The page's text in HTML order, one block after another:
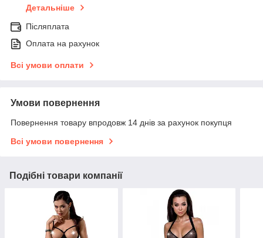
Детальніше
Післяплата
Оплата на рахунок
Всі умови оплати
Умови повернення
Повернення товару впродовж 14 днів за рахунок покупця
Всі умови повернення
Подібні товари компанії